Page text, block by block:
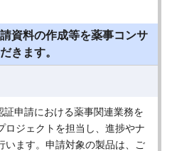
資料の作成等を薬事コンサ
きます。
申請における薬事関連業務を
ロジェクトを担当し、進捗やナ
います。申請対象の製品は、ご